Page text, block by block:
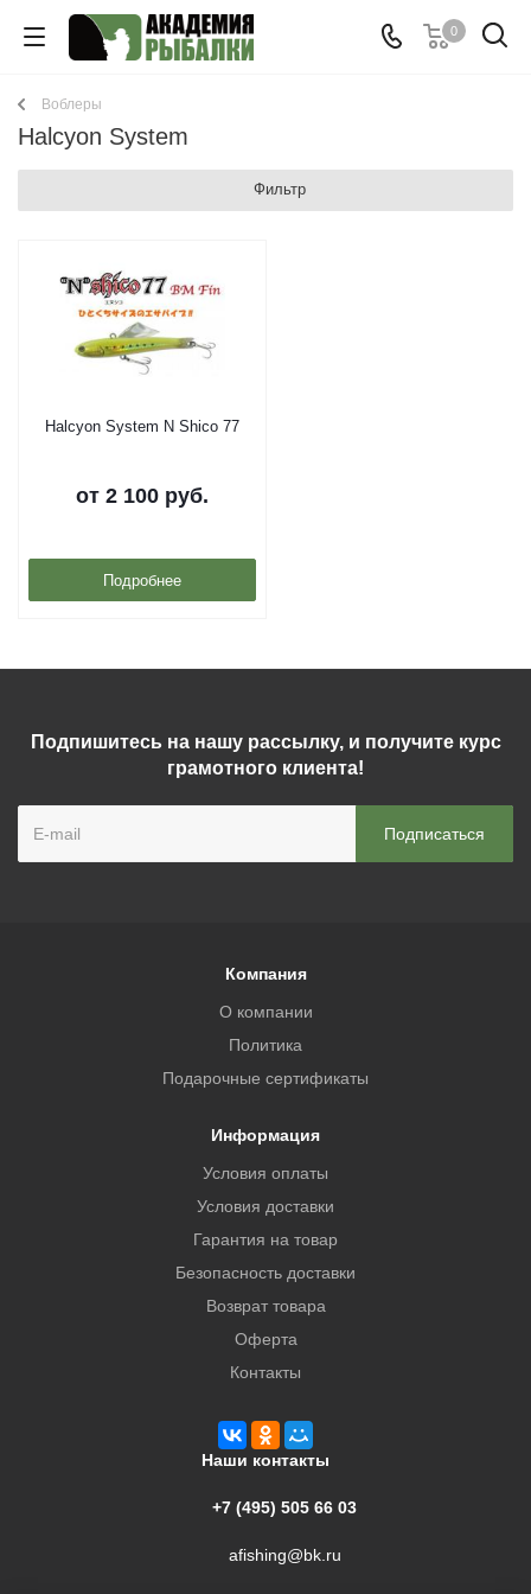
0
Воблеры
Halcyon System
Фильтр
Halcyon System N Shico 77
от 2 100 руб.
Подробнее
Подпишитесь на нашу рассылку, и получите курс
грамотного клиента!
Компания
О компании
Политика
Подарочные сертификаты
Информация
Условия оплаты
Условия доставки
Гарантия на товар
Безопасность доставки
Возврат товара
Оферта
Контакты
Наши контакты
+7 (495) 505 66 03
afishing@bk.ru